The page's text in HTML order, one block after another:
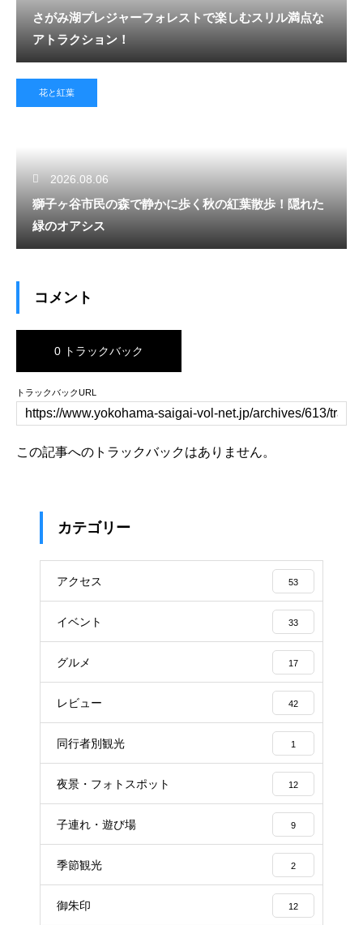
さがみ湖プレジャーフォレストで楽しむスリル満点な
アトラクション！
花と紅葉
2026.08.06
獅子ヶ谷市民の森で静かに歩く秋の紅葉散歩！隠れた
緑のオアシス
コメント
0 トラックバック
トラックバックURL
この記事へのトラックバックはありません。
カテゴリー
アクセス 53
イベント 33
グルメ 17
レビュー 42
同行者別観光 1
夜景・フォトスポット 12
子連れ・遊び場 9
季節観光 2
御朱印 12